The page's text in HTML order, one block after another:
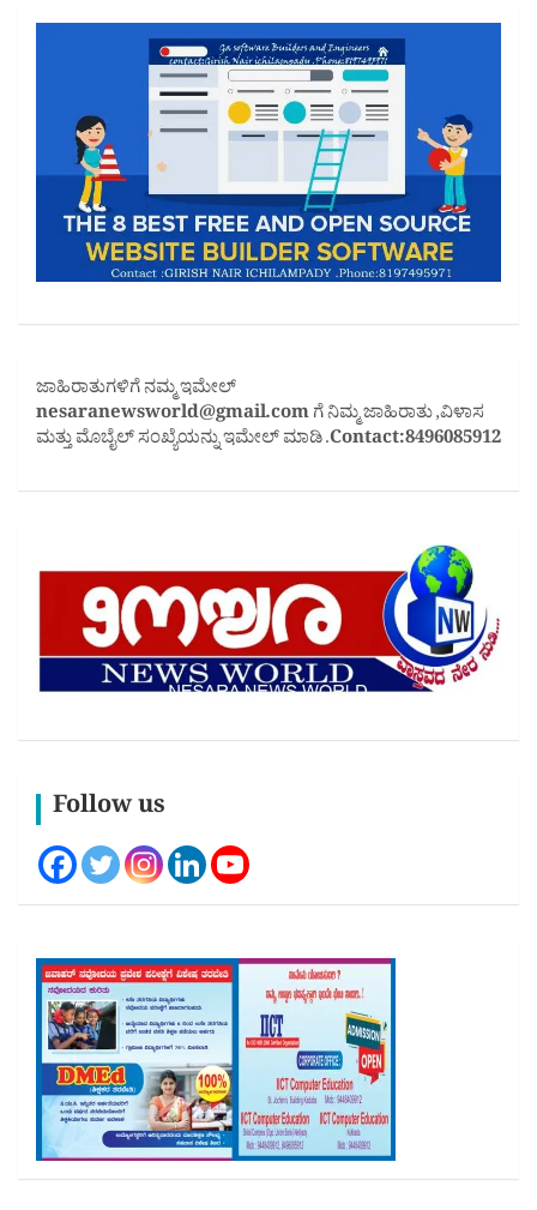
ಜಾಹಿರಾತುಗಳಿಗೆ ನಮ್ಮ ಇಮೇಲ್
nesaranewsworld@gmail.comಗೆ ನಿಮ್ಮ ಜಾಹಿರಾತು ,ವಿಳಾಸ
ಮತ್ತು ಮೊಬೈಲ್ ಸಂಖ್ಯೆಯನ್ನು ಇಮೇಲ್ ಮಾಡಿ .Contact:8496085912
Follow us